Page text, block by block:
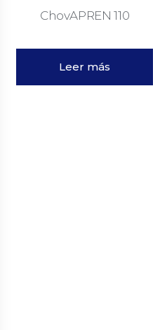
ChovAPREN 110
Leer más